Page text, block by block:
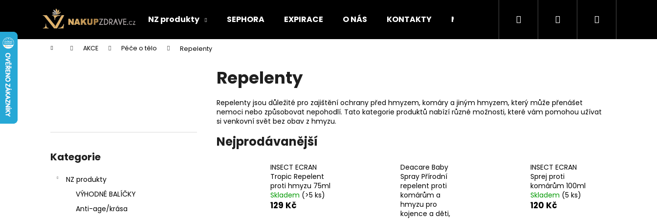
NZ produkty SEPHORA EXPIRACE O NÁS KONTAKTY Moje objednávka RADY A INSPIRACE
Hledat PřihlášeníNákupní
Domů AKCE Péče o tělo Repelenty
kategorie
Kategorie
NZ produkty
VÝHODNÉ BALÍČKY
Anti-age/krása
Repelenty
Repelenty jsou důležité pro zajištění ochrany před hmyzem, komáry a jiným hmyzem, který může přenášet
nemoci nebo způsobovat nepohodlí. Tato kategorie produktů nabízí různé možnosti, které vám pomohou užívat
si venkovní svět bez obav z hmyzu.
Nejprodávanější
INSECT ECRAN
Tropic Repelent
proti hmyzu 75ml
Skladem (>5 ks)
129 Kč
Deacare Baby
Spray Přírodní
repelent proti
komárům a
hmyzu pro
kojence a děti,
INSECT ECRAN
Sprej proti
komárům 100ml
Skladem (5 ks)
120 Kč
š
í
k
Zpět
do
Zpět
do
Doporučujeme
Následující